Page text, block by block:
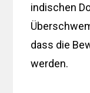
indischen
dass die
werden.